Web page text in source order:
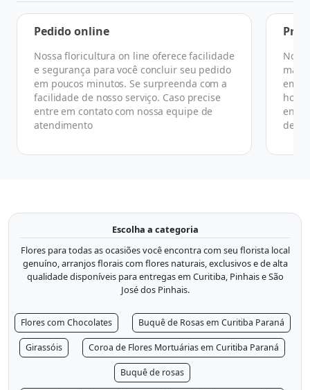
Pedido online
Nossa floricultura on line oferece facilidade
e segurança para você concluir seu pedido
em poucos minutos. Se surpreenda com a
facilidade de nosso serviço. Caso precise
entre em contato com nossa equipe de
atendimento
No
em
de
Escolha a categoria
Flores para todas as ocasiões você encontra com seu florista local
genuíno, arranjos florais com flores naturais, exclusivos e de alta
qualidade disponíveis para entregas em Curitiba, Pinhais e São
José dos Pinhais.
Flores com Chocolates Buquê de Rosas em Curitiba Paraná
Girassóis Coroa de Flores Mortuárias em Curitiba Paraná
Buquê de rosas